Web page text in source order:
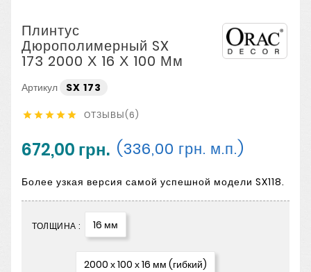
Плинтус
Дюрополимерный SX
173 2000 Х 16 Х 100 Мм
Артикул SX 173
     ОТЗЫВЫ(6)
672,00 грн. (336,00 грн. м.п.)
Более узкая версия самой успешной модели SX118.
ТОЛЩИНА : 16 мм
2000 х 100 х 16 мм (гибкий)